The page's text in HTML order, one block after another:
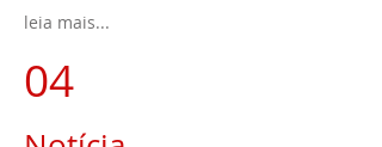
leia mais...
04